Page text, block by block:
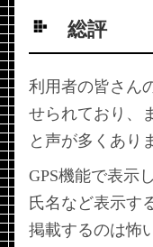
総評
利用者の皆さん
せられており、
と声が多くあり
GPS機能で表示
氏名など表示す
掲載するのは怖